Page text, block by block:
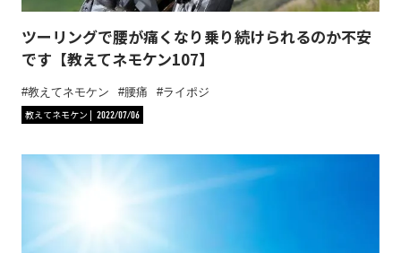
ツーリングで腰が痛くなり乗り続けられるのか不安
です【教えてネモケン107】
教えてネモケン 腰痛
ライポジ
教えてネモケン
2022/07/06